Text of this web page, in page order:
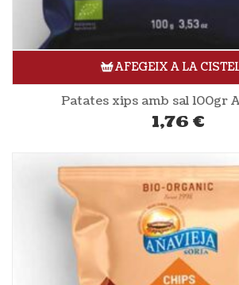
AFEGEIX A LA
Patates xips amb sal 100gr
1,76 €